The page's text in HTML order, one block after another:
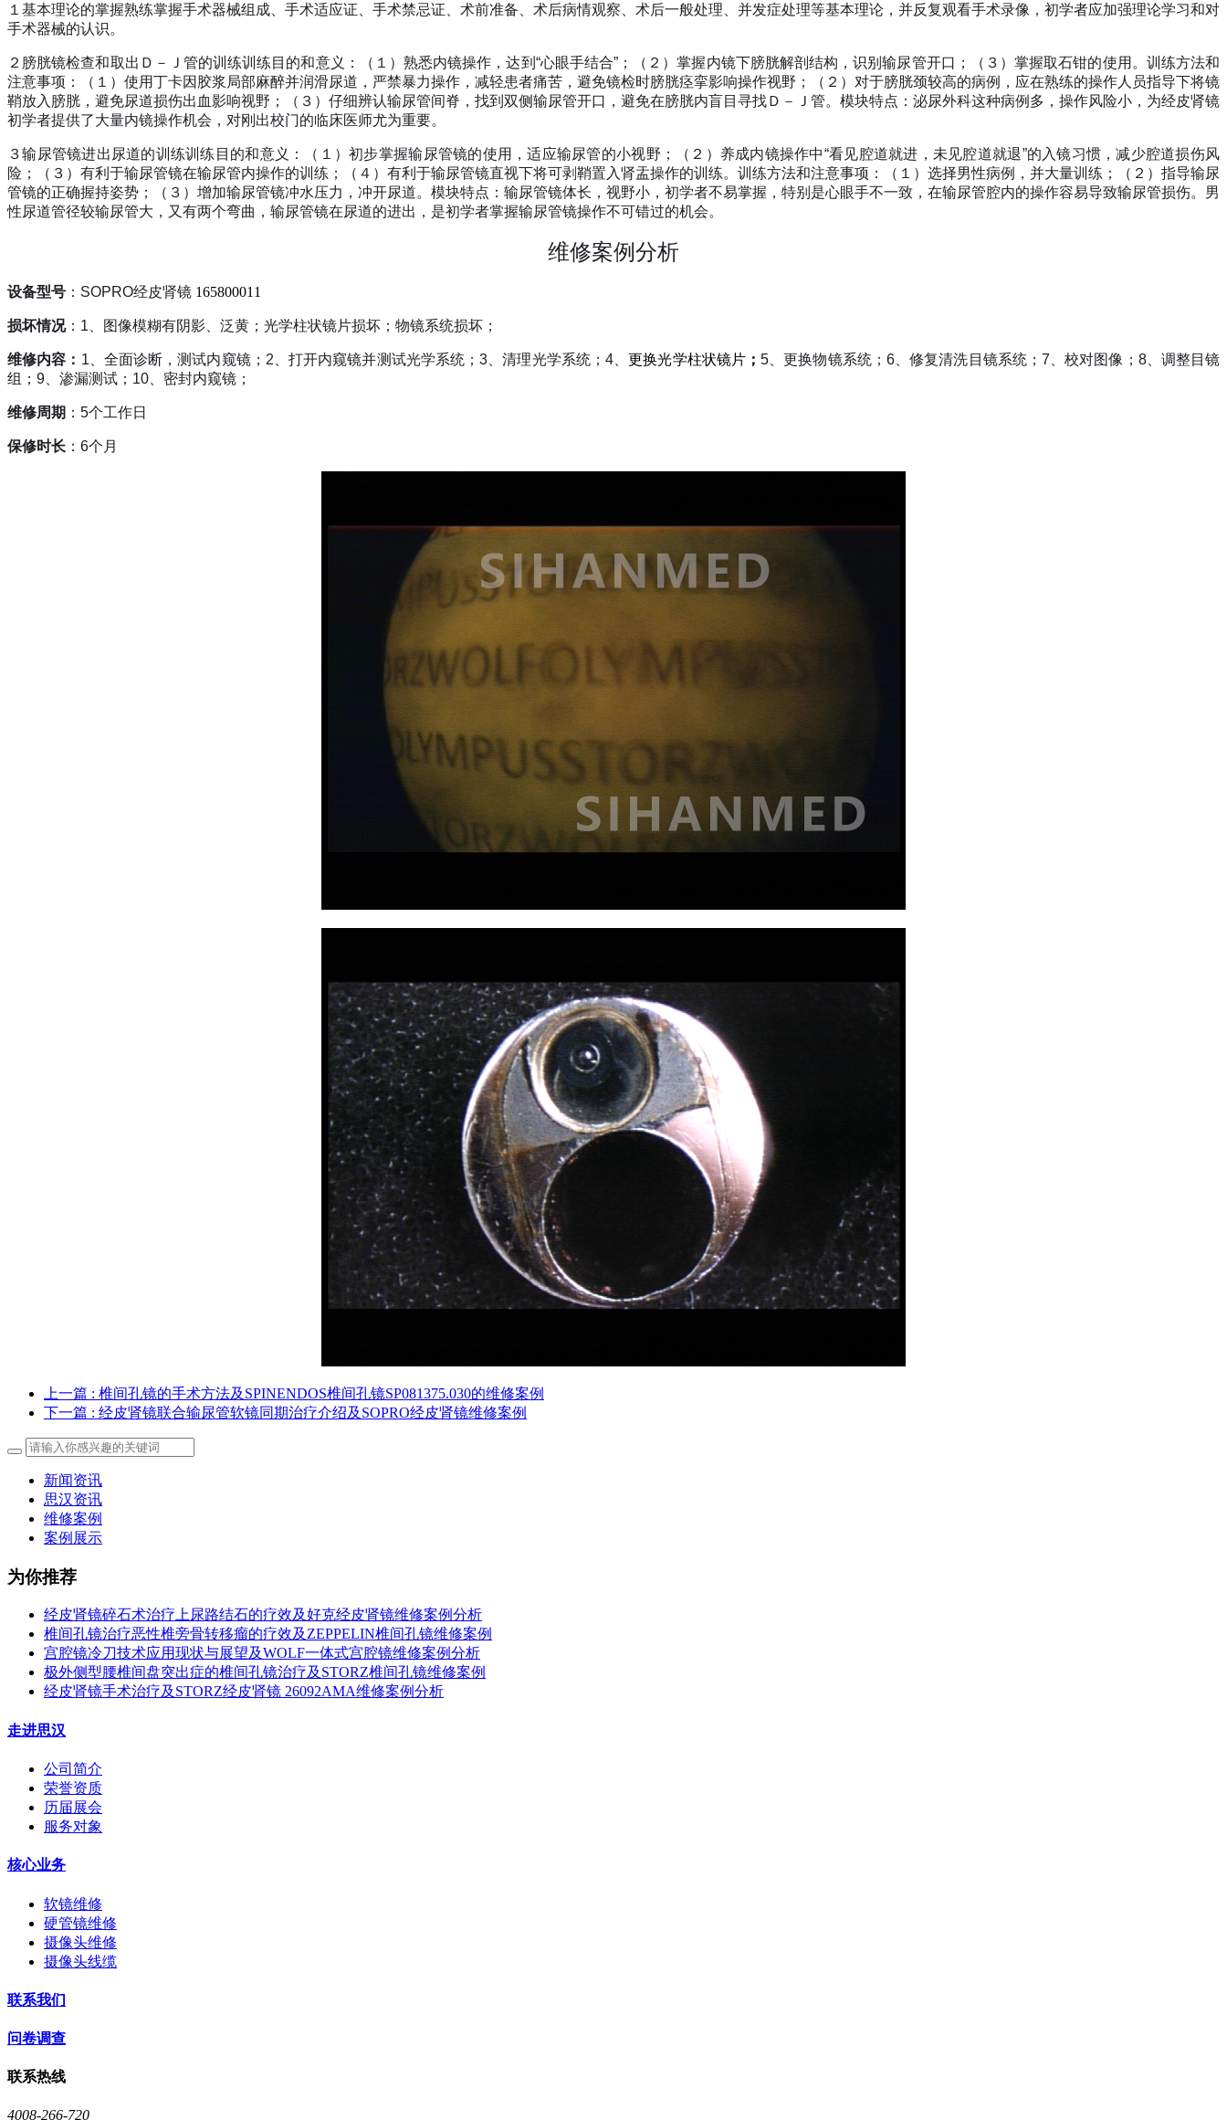
１基本理论的掌握熟练掌握手术器械组成、手术适应证、手术禁忌证、术前准备、术后病情观察、术后一般处理、并发症处理等基本理论，并反复观看手术录像，初学者应加强理论学习和对
手术器械的认识。
２膀胱镜检查和取出Ｄ－Ｊ管的训练训练目的和意义：（１）熟悉内镜操作，达到 “心眼手结合” ；（２）掌握内镜下膀胱解剖结构，识别输尿管开口；（３）掌握取石钳的使用。训练方法和
注意事项：（１）使用丁卡因胶浆局部麻醉并润滑尿道，严禁暴力操作，减轻患者痛苦，避免镜检时膀胱痉挛影响操作视野；（２）对于膀胱颈较高的病例，应在熟练的操作人员指导下将镜
鞘放入膀胱，避免尿道损伤出血影响视野；（３）仔细辨认输尿管间脊，找到双侧输尿管开口，避免在膀胱内盲目寻找Ｄ－Ｊ管。模块特点：泌尿外科这种病例多，操作风险小，为经皮肾镜
初学者提供了大量内镜操作机会，对刚出校门的临床医师尤为重要。
３输尿管镜进出尿道的训练训练目的和意义：（１）初步掌握输尿管镜的使用，适应输尿管的小视野；（２）养成内镜操作中“看见腔道就进，未见腔道就退”的入镜习惯，减少腔道损伤风
险；（３）有利于输尿管镜在输尿管内操作的训练；（４）有利于输尿管镜直视下将可剥鞘置入肾盂操作的训练。训练方法和注意事项：（１）选择男性病例，并大量训练；（２）指导输尿
管镜的正确握持姿势；（３）增加输尿管镜冲水压力，冲开尿道。模块特点：输尿管镜体长，视野小，初学者不易掌握，特别是心眼手不一致，在输尿管腔内的操作容易导致输尿管损伤。男
性尿道管径较输尿管大，又有两个弯曲，输尿管镜在尿道的进出，是初学者掌握输尿管镜操作不可错过的机会。
维修案例分析
设备型号 ： SOPRO经皮肾镜 165800011
损坏情况： 1 、图像模糊有阴影、泛黄；光学柱状镜片损坏；物镜系统损坏；
维修内容： 1 、全面诊断，测试内窥镜； 2 、打开内窥镜并测试光学系统；3 、清理光学系统；4 、更换光学柱状镜片 ；5 、更换物镜系统； 6、修复清洗目镜系统； 7 、校对图像； 8、调整目镜
组； 9 、渗漏测试； 10 、密封内窥镜；
维修周期 ： 5个工作日
保修时长 ： 6个月
上一篇 : 椎间孔镜的手术方法及SPINENDOS椎间孔镜SP081375.030的维修案例
下一篇 : 经皮肾镜联合输尿管软镜同期治疗介绍及SOPRO经皮肾镜维修案例
新闻资讯
思汉资讯
维修案例
案例展示
为你推荐
经皮肾镜碎石术治疗上尿路结石的疗效及好克经皮肾镜维修案例分析
椎间孔镜治疗恶性椎旁骨转移瘤的疗效及ZEPPELIN椎间孔镜维修案例
宫腔镜冷刀技术应用现状与展望及WOLF一体式宫腔镜维修案例分析
极外侧型腰椎间盘突出症的椎间孔镜治疗及STORZ椎间孔镜维修案例
经皮肾镜手术治疗及STORZ经皮肾镜 26092AMA维修案例分析
走进思汉
公司简介
荣誉资质
历届展会
服务对象
核心业务
软镜维修
硬管镜维修
摄像头维修
摄像头线缆
联系我们
问卷调查
联系热线
4008-266-720